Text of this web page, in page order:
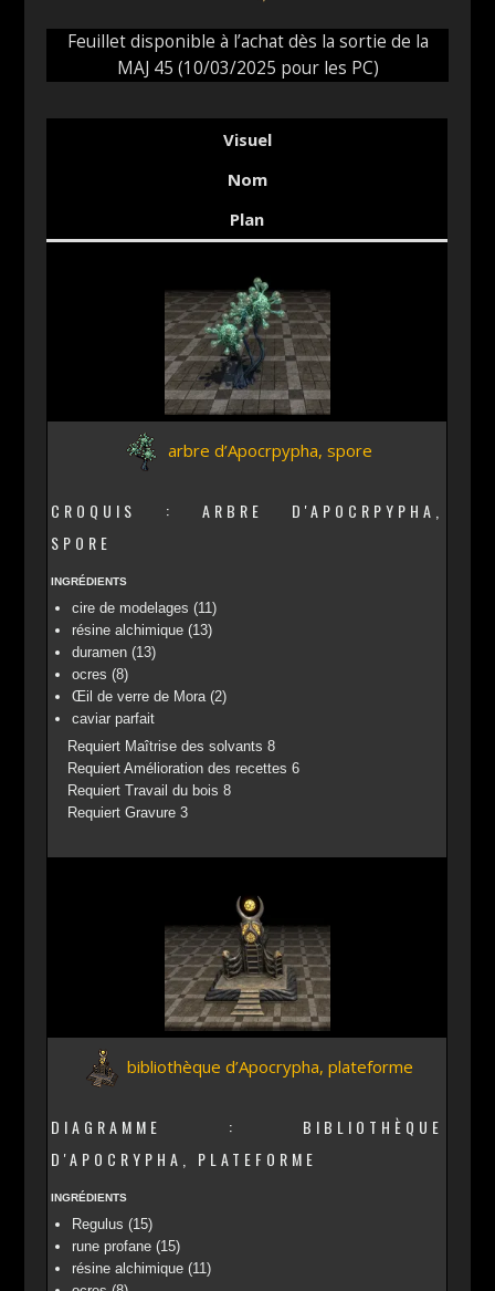
Feuillet disponible à l’achat dès la sortie de la
MAJ 45 (10/03/2025 pour les PC)
Visuel
Nom
Plan
arbre d’Apocrpypha, spore
CROQUIS : ARBRE D'APOCRPYPHA,
SPORE
INGRÉDIENTS
cire de modelages (11)
résine alchimique (13)
duramen (13)
ocres (8)
Œil de verre de Mora (2)
caviar parfait
Requiert Maîtrise des solvants 8
Requiert Amélioration des recettes 6
Requiert Travail du bois 8
Requiert Gravure 3
bibliothèque d’Apocrypha, plateforme
DIAGRAMME : BIBLIOTHÈQUE
D'APOCRYPHA, PLATEFORME
INGRÉDIENTS
Regulus (15)
rune profane (15)
résine alchimique (11)